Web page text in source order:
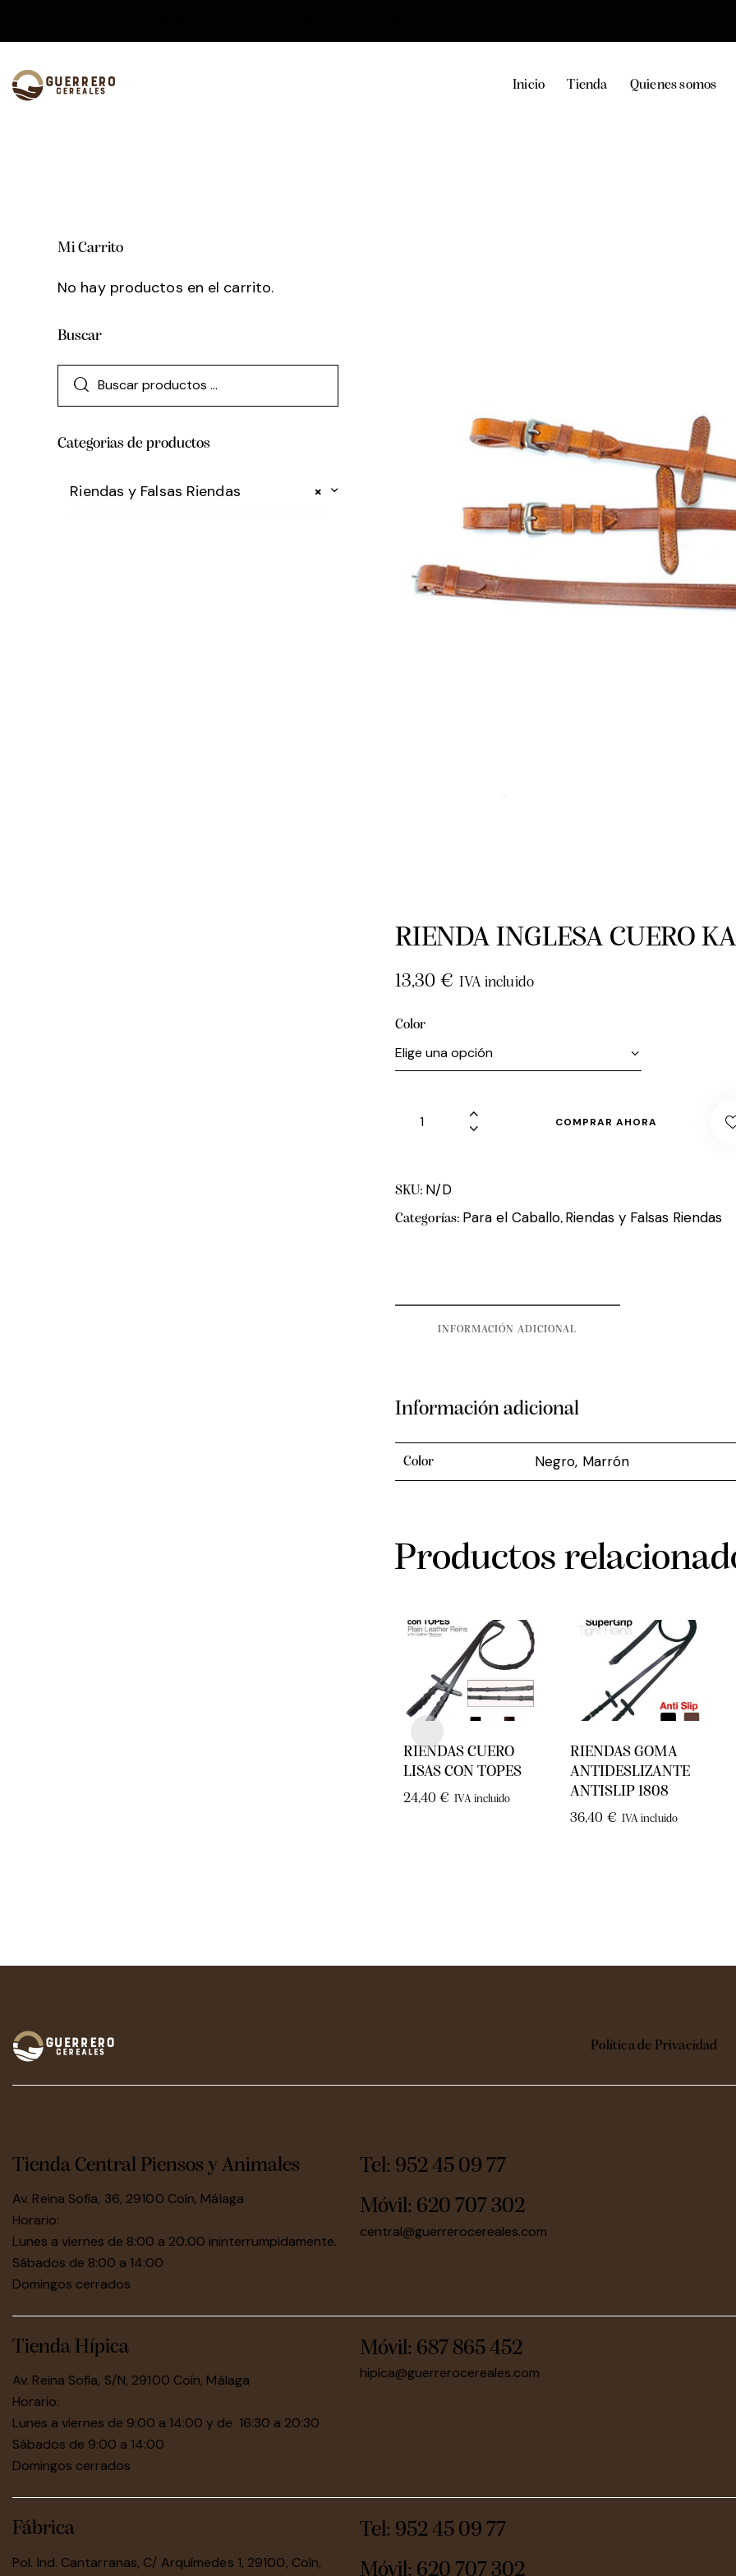
Inicio Tienda Quienes somos
RIENDA INGLESA CUERO
13,30 € IVA incluido
Color
COMPRAR AHORA
SKU: N/D
Categorías: Para el Caballo, Riendas y Falsas Riendas
INFORMACIÓN ADICIONAL
Información adicional
Color Negro, Marrón
Productos
RIENDAS CUERO
LISAS CON TOPES
24,40€ IVA incluido
RIENDAS GOMA
ANTIDESLIZANTE
ANTISLIP 1808
36,40 € IVA incluido
Mi Carrito
No hay productos en el carrito.
Buscar
Categorias de productos
×
Riendas y Falsas Riendas
Política de Privacidad
Tienda Central Piensos y Animales
Av. Reina Sofía, 36, 29100 Coín, Málaga
Horario:
Lunes a viernes de 8:00 a 20:00 ininterrumpidamente.
Sábados de 8:00 a 14:00
Domingos cerrados
Tel: 952 45 09 77
Móvil: 620 707 302
central@guerrerocereales.com
Tienda Hípica
Av. Reina Sofía, S/N, 29100 Coín, Málaga
Horario:
Lunes a viernes de 9:00 a 14:00 y de 16:30 a 20:30
Sábados de 9:00 a 14:00
Domingos cerrados
Móvil: 687 865 452
hipica@guerrerocereales.com
Fábrica
Pol. Ind. Cantarranas, C/ Arquímedes 1, 29100, Coín,
Tel: 952 45 09 77
Móvil: 620 707 302